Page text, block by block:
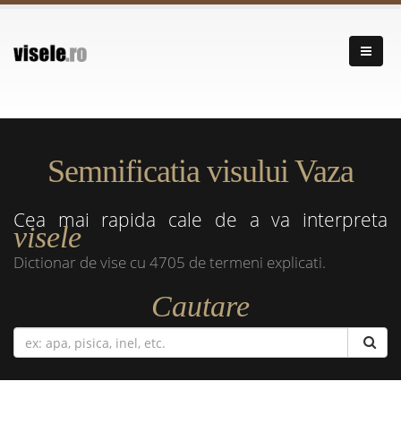
Semnificatia visului Vaza
Cea mai rapida cale de a va interpreta
visele
Dictionar de vise cu 4705 de termeni explicati.
Cautare